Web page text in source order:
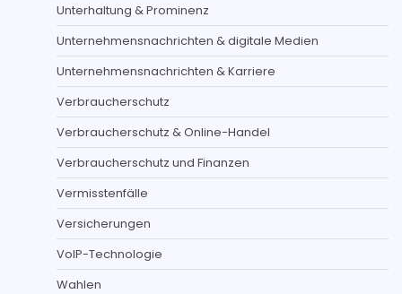
Unterhaltung & Prominenz
Unternehmensnachrichten & digitale Medien
Unternehmensnachrichten & Karriere
Verbraucherschutz
Verbraucherschutz & Online-Handel
Verbraucherschutz und Finanzen
Vermisstenfälle
Versicherungen
VoIP-Technologie
Wahlen